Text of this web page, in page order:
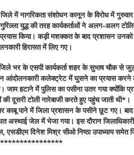
में नागरिकता संशोधन कानून के विरोध में गुरुवार
युद्ध की तरह कार्यकर्ताओं ने अलग-अलग
किया। कड़ी मशक्कत के बाद प्रशासन उनको
हिरासत में लिए गए।
भर के एसपी कार्यकर्ता शहर के सुभाष चौक से
आंदोलनकारी कलेक्ट्रेट में घुसने का प्रयास करने
जाम हटाने में पुलिस का पसीना उतर गया
दूसरी टोली नारेबाजी करते हुए पहुंच जाती थी*।
काबू पाने में जिला प्रशासन के पसीने छूट गए।
अस्थाई जेल में भेजा गया। इस दौरान
एसडीएम दिनेश मिश्र सीओ निष्ठा उपाध्याय